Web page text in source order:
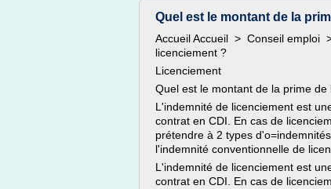
Quel est le montant de la
Accueil Accueil > Conseil emploi
licenciement ?
Licenciement
Quel est le montant de la prime de
L'indemnité de licenciement est
contrat en CDI. En cas de
prétendre à 2 types
l'indemnité conventionnelle de
L'indemnité de licenciement est
contrat en CDI. En cas de